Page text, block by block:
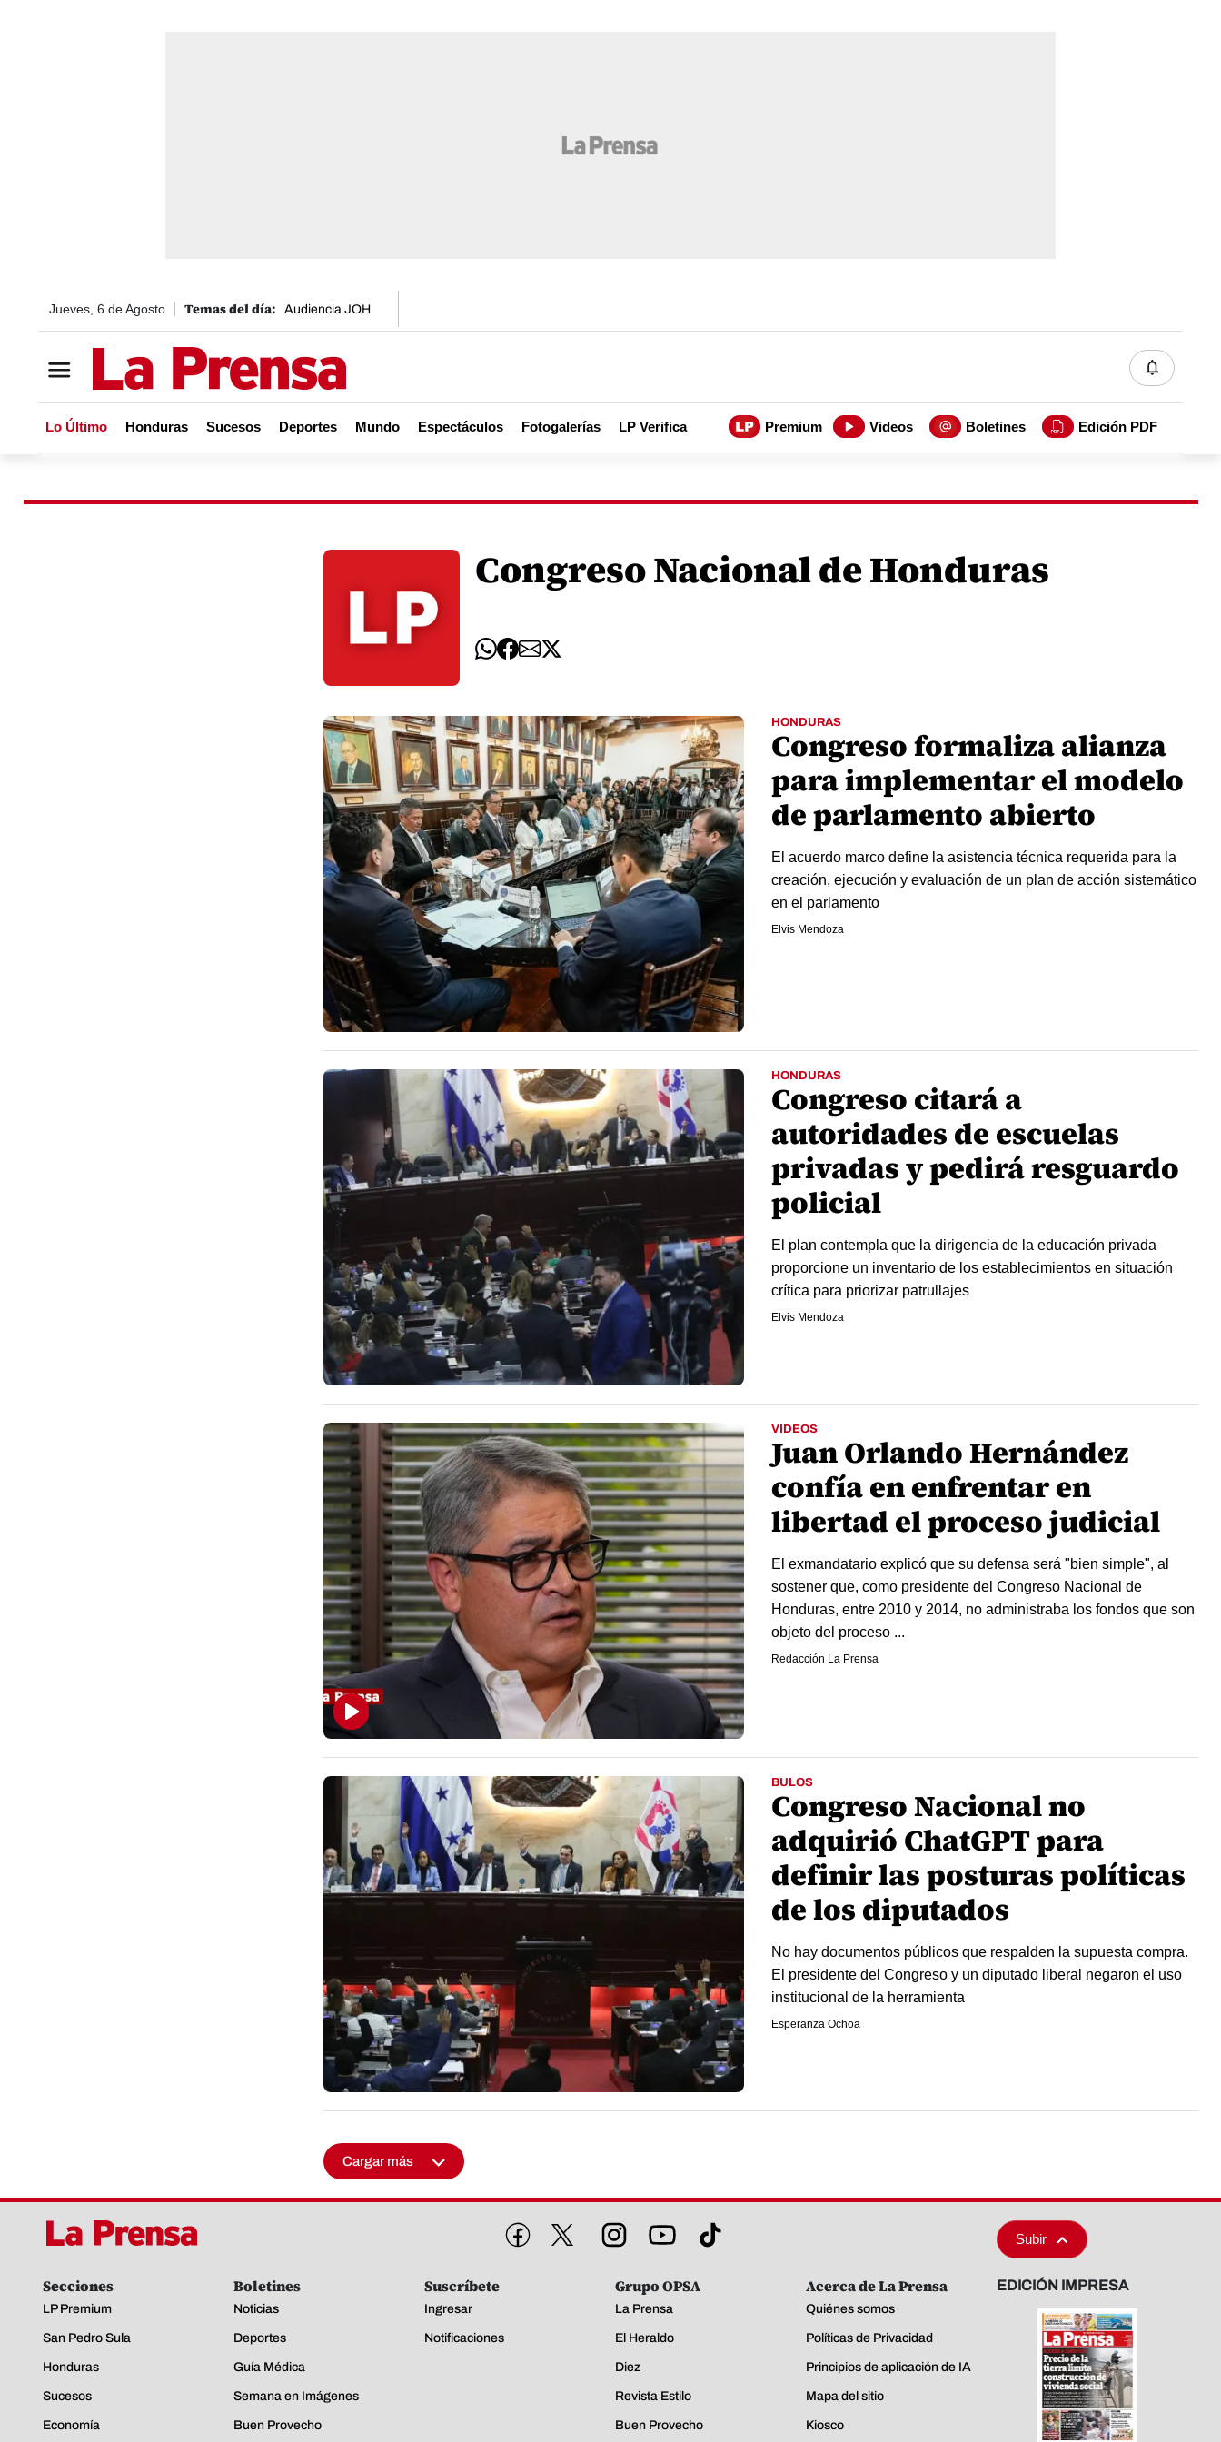
Jueves, 6 de Agosto Audiencia JOH
Lo Último Honduras Sucesos Deportes Mundo Espectáculos Fotogalerías LP Verifica Premium Videos Boletines Edición PDF
Congreso Nacional de Honduras
HONDURAS
Congreso formaliza alianza
para implementar el modelo
de parlamento abierto
​El acuerdo marco define la asistencia técnica requerida para la
creación, ejecución y evaluación de un plan de acción sistemático
en el parlamento
Elvis Mendoza
HONDURAS
Congreso citará a
autoridades de escuelas
privadas y pedirá resguardo
policial
El plan contempla que la dirigencia de la educación privada
proporcione un inventario de los establecimientos en situación
crítica para priorizar patrullajes
Elvis Mendoza
VIDEOS
Juan Orlando Hernández
confía en enfrentar en
libertad el proceso judicial
El exmandatario explicó que su defensa será "bien simple", al
sostener que, como presidente del Congreso Nacional de
Honduras, entre 2010 y 2014, no administraba los fondos que son
objeto del proceso ...
Redacción La Prensa
BULOS
Congreso Nacional no
adquirió ChatGPT para
definir las posturas políticas
de los diputados
No hay documentos públicos que respalden la supuesta compra.
El presidente del Congreso y un diputado liberal negaron el uso
institucional de la herramienta
Esperanza Ochoa
Cargar más
Subir
Secciones
LP Premium
San Pedro Sula
Honduras
Sucesos
Economía
Boletines
Noticias
Deportes
Guía Médica
Semana en Imágenes
Buen Provecho
Suscríbete
Ingresar
Notificaciones
Grupo OPSA
La Prensa
El Heraldo
Diez
Revista Estilo
Buen Provecho
Acerca de La Prensa
Quiénes somos
Políticas de Privacidad
Principios de aplicación de IA
Mapa del sitio
Kiosco
EDICIÓN IMPRESA